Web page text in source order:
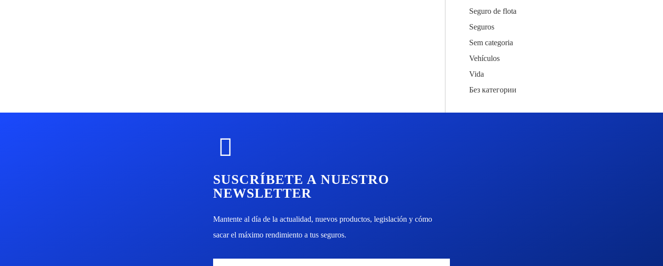
Seguro de flota
Seguros
Sem categoria
Vehículos
Vida
Без категории
SUSCRÍBETE A NUESTRO
NEWSLETTER
Mantente al día de la actualidad, nuevos productos, legislación y cómo
sacar el máximo rendimiento a tus seguros.